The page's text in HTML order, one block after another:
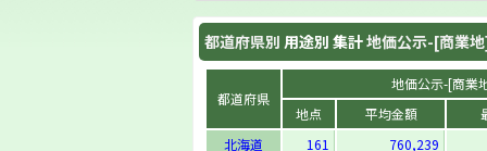
都道府県別 用途別 集計地価公示-[商業
都道府県
地価公示-[商業
地点
平均金額
北海道
161 760,239